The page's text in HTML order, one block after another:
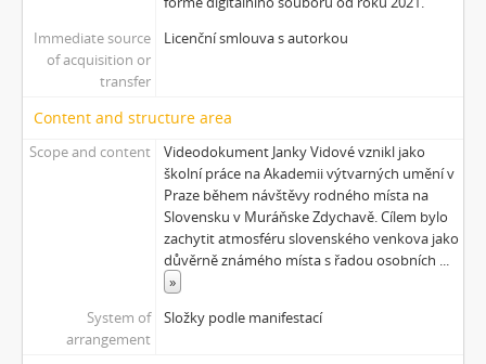
Immediate source
of acquisition or
transfer
Licenční smlouva s autorkou
Content and structure area
Scope and content
Videodokument Janky Vidové vznikl jako
školní práce na Akademii výtvarných umění v
Praze během návštěvy rodného místa na
Slovensku v Muráňske Zdychavě. Cílem bylo
zachytit atmosféru slovenského venkova jako
důvěrně známého místa s řadou osobních ...
»
System of
arrangement
Složky podle manifestací